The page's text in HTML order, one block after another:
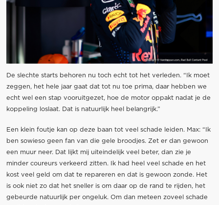
De slechte starts behoren nu toch echt tot het verleden. “Ik moet
zeggen, het hele jaar gaat dat tot nu toe prima, daar hebben we
echt wel een stap vooruitgezet, hoe de motor oppakt nadat je de
koppeling loslaat. Dat is natuurlijk heel belangrijk.”
Een klein foutje kan op deze baan tot veel schade leiden. Max: “Ik
ben sowieso geen fan van die gele broodjes. Zet er dan gewoon
een muur neer. Dat lijkt mij uiteindelijk veel beter, dan zie je
minder coureurs verkeerd zitten. Ik had heel veel schade en het
kost veel geld om dat te repareren en dat is gewoon zonde. Het
is ook niet zo dat het sneller is om daar op de rand te rijden, het
gebeurde natuurlijk per ongeluk. Om dan meteen zoveel schade